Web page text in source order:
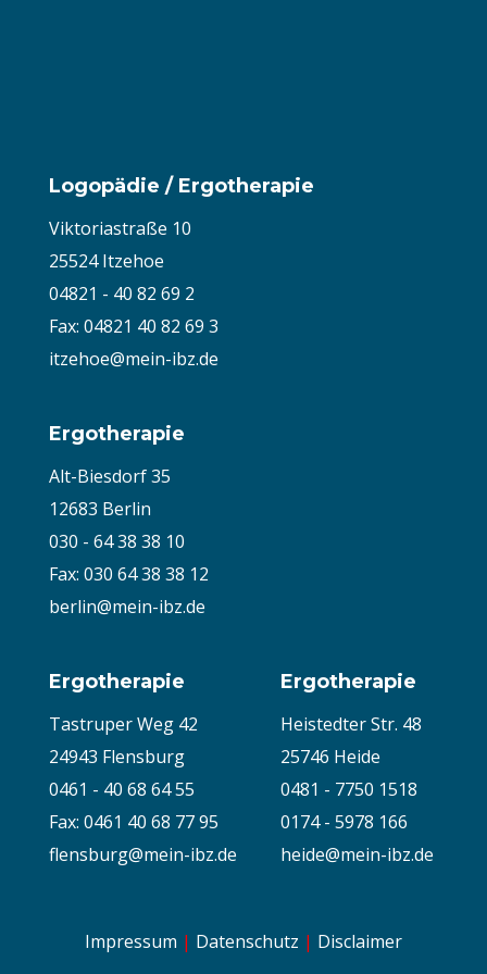
Logopädie / Ergotherapie
Viktoriastraße 10
25524 Itzehoe
04821 - 40 82 69 2
Fax: 04821 40 82 69 3
itzehoe@mein-ibz.de
Ergotherapie
Alt-Biesdorf 35
12683 Berlin
030 - 64 38 38 10
Fax: 030 64 38 38 12
berlin@mein-ibz.de
Ergotherapie
Tastruper Weg 42
24943 Flensburg
0461 - 40 68 64 55
Fax: 0461 40 68 77 95
flensburg@mein-ibz.de
Ergotherapie
Heistedter Str. 48
25746 Heide
0481 - 7750 1518
0174 - 5978 166
heide@mein-ibz.de
Impressum | Datenschutz | Disclaimer